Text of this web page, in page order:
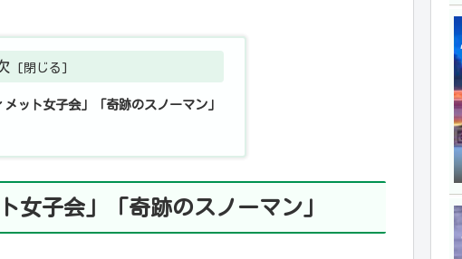
ット女子会」「奇跡のスノーマン」
女子会」「奇跡のスノーマン」